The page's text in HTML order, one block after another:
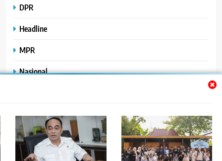
DPR
Headline
MPR
Nasional
Polhukam
Uncategorized